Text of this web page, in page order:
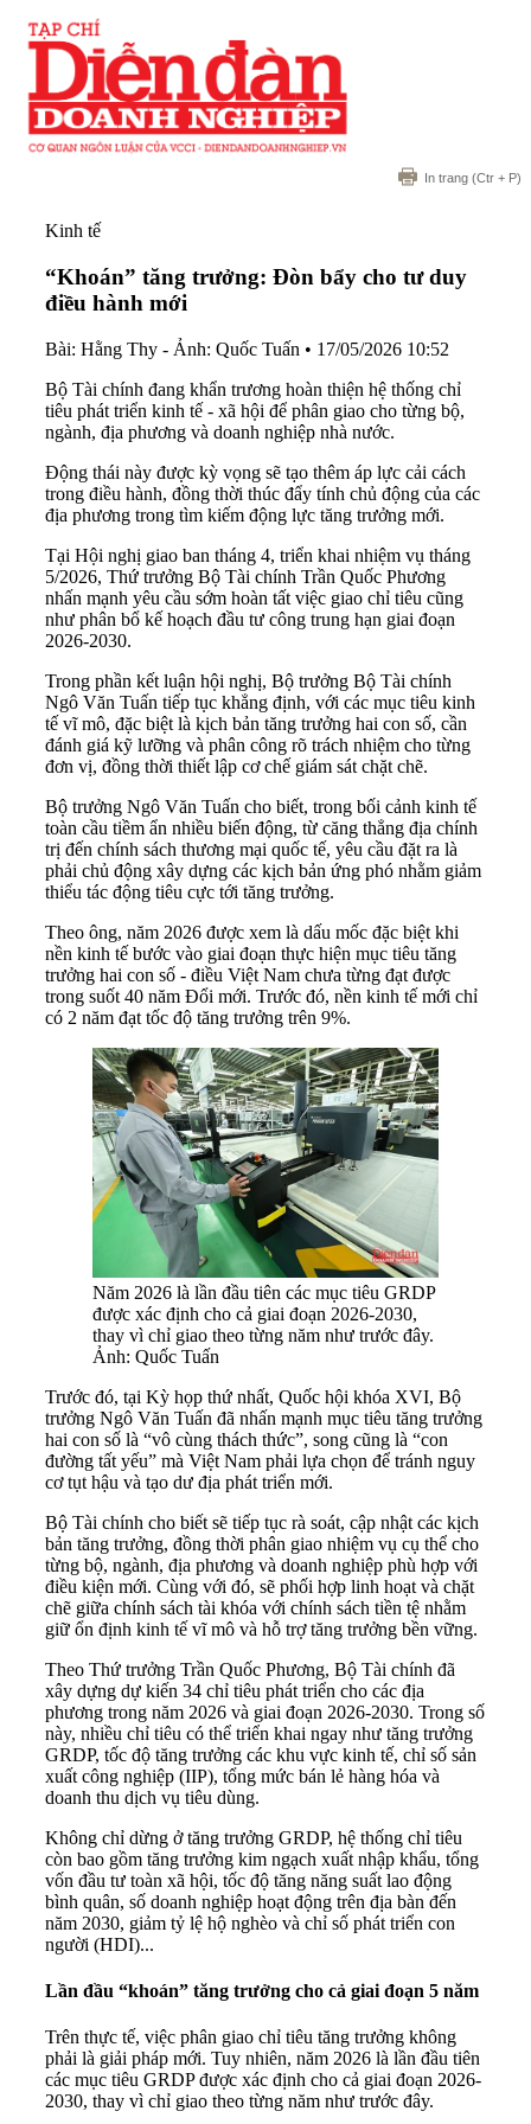
In trang (Ctr + P)
Kinh tế
“Khoán” tăng trưởng: Đòn bẩy cho tư duy
điều hành mới
Bài: Hằng Thy - Ảnh: Quốc Tuấn • 17/05/2026 10:52
Bộ Tài chính đang khẩn trương hoàn thiện hệ thống chỉ
tiêu phát triển kinh tế - xã hội để phân giao cho từng bộ,
ngành, địa phương và doanh nghiệp nhà nước.
Động thái này được kỳ vọng sẽ tạo thêm áp lực cải cách
trong điều hành, đồng thời thúc đẩy tính chủ động của các
địa phương trong tìm kiếm động lực tăng trưởng mới.
Tại Hội nghị giao ban tháng 4, triển khai nhiệm vụ tháng
5/2026, Thứ trưởng Bộ Tài chính Trần Quốc Phương
nhấn mạnh yêu cầu sớm hoàn tất việc giao chỉ tiêu cũng
như phân bổ kế hoạch đầu tư công trung hạn giai đoạn
2026-2030.
Trong phần kết luận hội nghị, Bộ trưởng Bộ Tài chính
Ngô Văn Tuấn tiếp tục khẳng định, với các mục tiêu kinh
tế vĩ mô, đặc biệt là kịch bản tăng trưởng hai con số, cần
đánh giá kỹ lưỡng và phân công rõ trách nhiệm cho từng
đơn vị, đồng thời thiết lập cơ chế giám sát chặt chẽ.
Bộ trưởng Ngô Văn Tuấn cho biết, trong bối cảnh kinh tế
toàn cầu tiềm ẩn nhiều biến động, từ căng thẳng địa chính
trị đến chính sách thương mại quốc tế, yêu cầu đặt ra là
phải chủ động xây dựng các kịch bản ứng phó nhằm giảm
thiểu tác động tiêu cực tới tăng trưởng.
Theo ông, năm 2026 được xem là dấu mốc đặc biệt khi
nền kinh tế bước vào giai đoạn thực hiện mục tiêu tăng
trưởng hai con số - điều Việt Nam chưa từng đạt được
trong suốt 40 năm Đổi mới. Trước đó, nền kinh tế mới chỉ
có 2 năm đạt tốc độ tăng trưởng trên 9%.
Năm 2026 là lần đầu tiên các mục tiêu GRDP
được xác định cho cả giai đoạn 2026-2030,
thay vì chỉ giao theo từng năm như trước đây.
Ảnh: Quốc Tuấn
Trước đó, tại Kỳ họp thứ nhất, Quốc hội khóa XVI, Bộ
trưởng Ngô Văn Tuấn đã nhấn mạnh mục tiêu tăng trưởng
hai con số là “vô cùng thách thức”, song cũng là “con
đường tất yếu” mà Việt Nam phải lựa chọn để tránh nguy
cơ tụt hậu và tạo dư địa phát triển mới.
Bộ Tài chính cho biết sẽ tiếp tục rà soát, cập nhật các kịch
bản tăng trưởng, đồng thời phân giao nhiệm vụ cụ thể cho
từng bộ, ngành, địa phương và doanh nghiệp phù hợp với
điều kiện mới. Cùng với đó, sẽ phối hợp linh hoạt và chặt
chẽ giữa chính sách tài khóa với chính sách tiền tệ nhằm
giữ ổn định kinh tế vĩ mô và hỗ trợ tăng trưởng bền vững.
Theo Thứ trưởng Trần Quốc Phương, Bộ Tài chính đã
xây dựng dự kiến 34 chỉ tiêu phát triển cho các địa
phương trong năm 2026 và giai đoạn 2026-2030. Trong số
này, nhiều chỉ tiêu có thể triển khai ngay như tăng trưởng
GRDP, tốc độ tăng trưởng các khu vực kinh tế, chỉ số sản
xuất công nghiệp (IIP), tổng mức bán lẻ hàng hóa và
doanh thu dịch vụ tiêu dùng.
Không chỉ dừng ở tăng trưởng GRDP, hệ thống chỉ tiêu
còn bao gồm tăng trưởng kim ngạch xuất nhập khẩu, tổng
vốn đầu tư toàn xã hội, tốc độ tăng năng suất lao động
bình quân, số doanh nghiệp hoạt động trên địa bàn đến
năm 2030, giảm tỷ lệ hộ nghèo và chỉ số phát triển con
người (HDI)...
Lần đầu “khoán” tăng trưởng cho cả giai đoạn 5 năm
Trên thực tế, việc phân giao chỉ tiêu tăng trưởng không
phải là giải pháp mới. Tuy nhiên, năm 2026 là lần đầu tiên
các mục tiêu GRDP được xác định cho cả giai đoạn 2026-
2030, thay vì chỉ giao theo từng năm như trước đây.